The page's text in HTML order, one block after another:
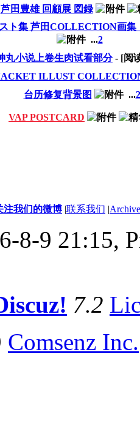
芦田豊雄 回顧展 図録
ト集 芦田COLLECTION画集
...2
丸小说上卷生肉试看部分- [阅
ILLUST
台历修复背景图
...2
VAP POSTCARD
注我们的微博 |联系我们 |
8-9 21:15,
7.2
Comsenz Inc.